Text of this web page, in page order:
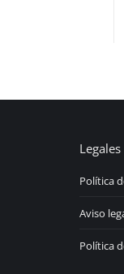
Legales
Política
Aviso
Política